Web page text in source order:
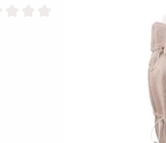
de 0 sur 5 étoiles